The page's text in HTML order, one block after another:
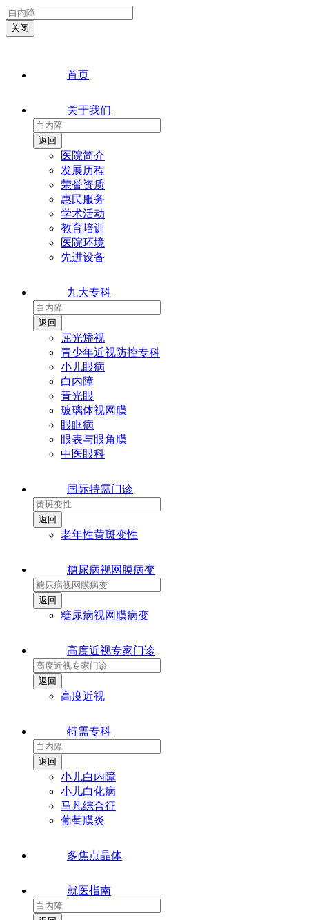
首页
关于我们
医院简介
发展历程
荣誉资质
惠民服务
学术活动
教育培训
医院环境
先进设备
九大专科
屈光矫视
青少年近视防控专科
小儿眼病
白内障
青光眼
玻璃体视网膜
眼眶病
眼表与眼角膜
中医眼科
国际特需门诊
老年性黄斑变性
糖尿病视网膜病变
糖尿病视网膜病变
高度近视专家门诊
高度近视
特需专科
小儿白内障
小儿白化病
马凡综合征
葡萄膜炎
多焦点晶体
就医指南